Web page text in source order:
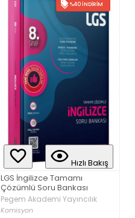
%40 İNDIRIM
Hızlı Bakış
LGS İngilizce Tamamı
Çözümlü Soru Bankası
Pegem Akademi Yayıncılık
Komisyon